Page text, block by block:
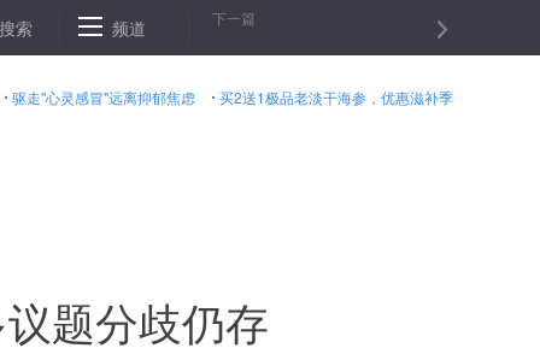
户 不影响个人日常使用 八旬老党员交6万元特殊党费：让国产航
搜索 频道 下一篇
驱走"心灵感冒"远离抑郁焦虑 买2送1极品老淡干海参，优惠滋补季
题分歧仍存